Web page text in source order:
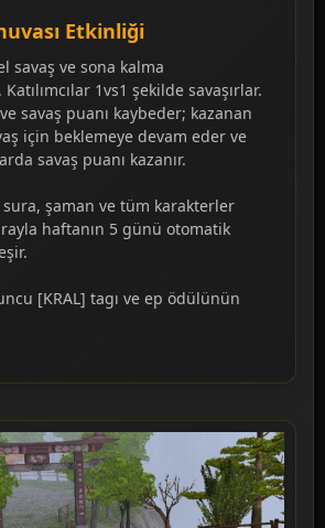
Etkinliği
savaş ve sona kalma
1vs1 şekilde savaşırlar.
savaş puanı kaybeder; kazanan
için beklemeye devam eder ve
savaş puanı kazanır.
sura, şaman ve tüm karakterler
haftanın 5 günü otomatik
[KRAL] tagı ve ep ödülünün